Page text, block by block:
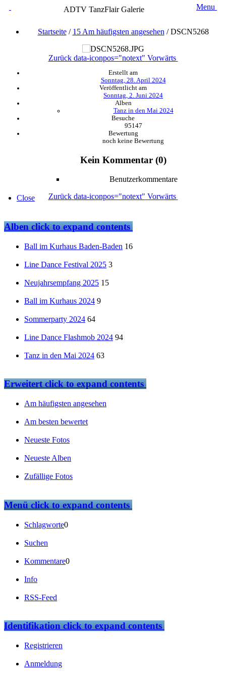
ADTV TanzFlair Galerie Menu
Startseite/ 15 Am häufigsten angesehen /DSCN5268
Zurück data-iconpos="notext" Vorwärts
Erstellt am
Sonntag, 28. April 2024
Veröffentlicht am
Sonntag, 2. Juni 2024
Alben
Tanz in den Mai 2024
Besuche
95147
Bewertung
noch keine Bewertung
Kein Kommentar (0)
Benutzerkommentare
Zurück data-iconpos="notext" Vorwärts
Close
Albenclick to expand contents
Ball im Kurhaus Baden-Baden 16
Line Dance Festival 2025 3
Neujahrsempfang 2025 15
Ball im Kurhaus 2024 9
Sommerparty 2024 64
Line Dance Flashmob 2024 94
Tanz in den Mai 2024 63
Erweitertclick to expand contents
Am häufigsten angesehen
Am besten bewertet
Neueste Fotos
Neueste Alben
Zufällige Fotos
Menüclick to expand contents
Schlagworte0
Suchen
Kommentare0
Info
RSS-Feed
Identifikationclick to expand contents
Registrieren
Anmeldung